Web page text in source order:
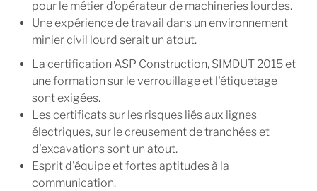
pour le métier d’opérateur de machineries lourdes.
Une expérience de travail dans un environnement
minier civil lourd serait un atout.
La certification ASP Construction, SIMDUT 2015 et
une formation sur le verrouillage et l'étiquetage
sont exigées.
Les certificats sur les risques liés aux lignes
électriques, sur le creusement de tranchées et
d'excavations sont un atout.
Esprit d'équipe et fortes aptitudes à la
communication.